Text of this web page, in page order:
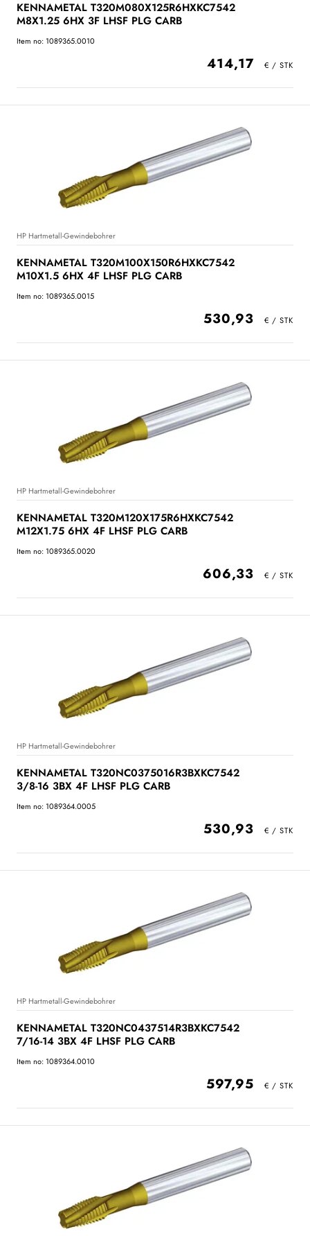
KENNAMETAL T320M080X125R6HXKC7542
M8X1.25 6HX 3F LHSF PLG CARB
Item no: 1089365.0010
414,17
HP Hartmetall-Gewindebohrer
KENNAMETAL T320M100X150R6HXKC7542
M10X1.5 6HX 4F LHSF PLG CARB
Item no: 1089365.0015
530,93
HP Hartmetall-Gewindebohrer
KENNAMETAL T320M120X175R6HXKC7542
M12X1.75 6HX 4F LHSF PLG CARB
Item no: 1089365.0020
606,33
HP Hartmetall-Gewindebohrer
KENNAMETAL T320NC0375016R3BXKC7542
3/8-16 3BX 4F LHSF PLG CARB
Item no: 1089364.0005
530,93
HP Hartmetall-Gewindebohrer
KENNAMETAL T320NC0437514R3BXKC7542
7/16-14 3BX 4F LHSF PLG CARB
Item no: 1089364.0010
597,95